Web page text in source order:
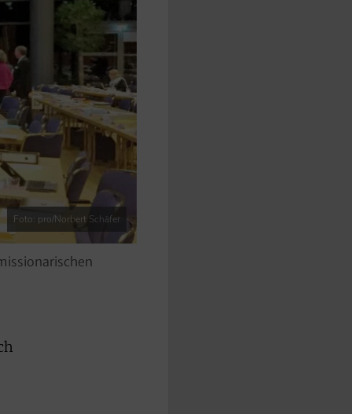
Foto: pro/Norbert Schäfer